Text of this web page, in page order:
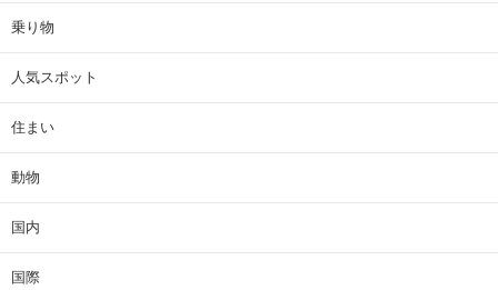
乗り物
人気スポット
住まい
動物
国内
国際